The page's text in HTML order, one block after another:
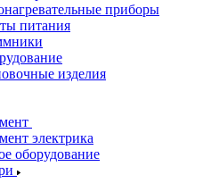
приборы
питания
изделия
электрика
оборудование